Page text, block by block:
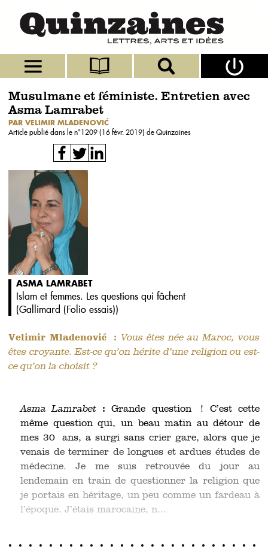
Musulmane et féministe. Entretien avec
Asma Lamrabet
PAR VELIMIR MLADENOVIĆ
Article publié dans le n°1209 (16 févr. 2019) de Quinzaines
ASMA LAMRABET
Islam et femmes. Les questions qui fâchent
(Gallimard (Folio essais))
Velimir Mladenović :
Vous êtes née au Maroc, vous
êtes croyante. Est-ce qu’on hérite d’une religion ou est-
ce qu’on la choisit ?
Asma Lamrabet : Grande question ! C’est cette
même question qui, un beau matin au détour de
mes 30 ans, a surgi sans crier gare, alors que je
venais de terminer de longues et ardues études de
médecine. Je me suis retrouvée du jour au
lendemain en train de questionner la religion que
je portais en héritage, un peu comme un fardeau à
l’époque. J’étais marocaine, n...